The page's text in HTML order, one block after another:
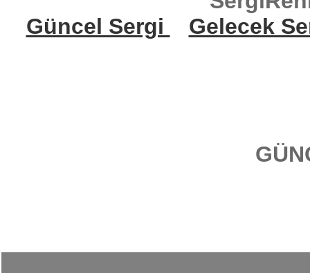
Güncel Sergi
Gelecek